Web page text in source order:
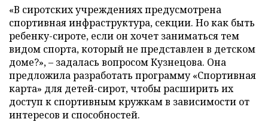
«В сиротских учреждениях предусмотрена
спортивная инфраструктура, секции. Но как быть
ребенку-сироте, если он хочет заниматься тем
видом спорта, который не представлен в детском
доме?», – задалась вопросом Кузнецова. Она
предложила разработать программу «Спортивная
карта» для детей-сирот, чтобы расширить их
доступ к спортивным кружкам в зависимости от
интересов и способностей.